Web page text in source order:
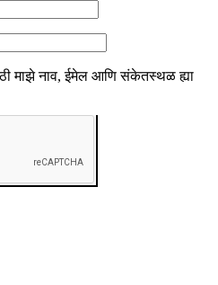
माझे नाव, ईमेल आणि संकेतस्थळ ह्या